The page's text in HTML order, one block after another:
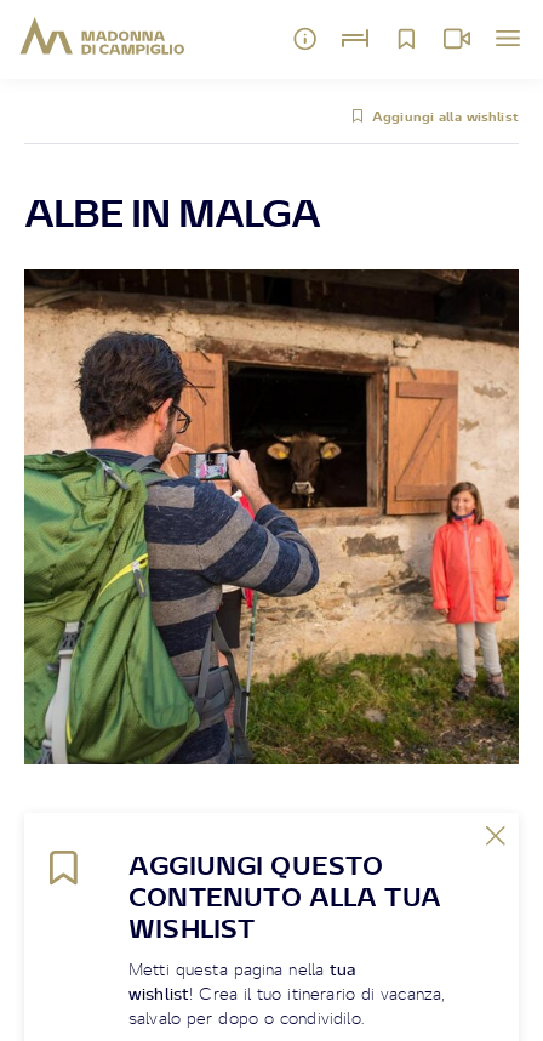
Aggiungi alla wishlist
ALBE IN MALGA
AGGIUNGI QUESTO
CONTENUTO ALLA TUA
WISHLIST
Metti questa pagina nellatua
wishlist! Crea il tuo itinerario di vacanza,
salvalo per dopo o condividilo.